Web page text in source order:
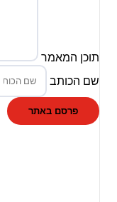
תוכן המאמר
שם הכותב
פרסם באתר